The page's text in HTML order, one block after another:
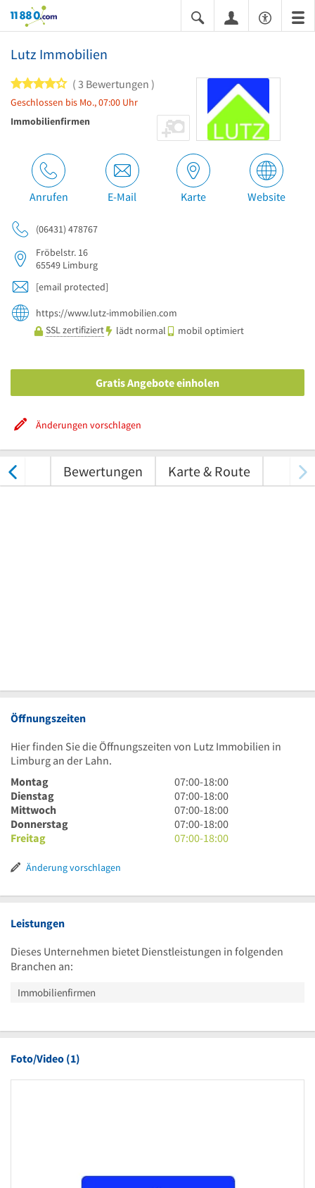
11880.com
Lutz Immobilien
4 von 5 Sternen
3 Bewertungen
Geschlossen bis Mo., 07:00 Uhr
Immobilienfirmen
Anrufen E-Mail Karte Website
(06431) 478767
Fröbelstr. 16
65549 Limburg
[email protected]
https://www.lutz-immobilien.com
SSL zertifiziert
lädt normal mobil optimiert
Gratis Angebote einholen
Änderungen vorschlagen
Bewertungen Karte & Route
Öffnungszeiten
Hier finden Sie die Öffnungszeiten von Lutz Immobilien in
Limburg an der Lahn.
Montag
7
Uhr
bis
18
Uhr
07:00-18:00
Dienstag
7
Uhr
bis
18
07:00-18:00
Mittwoch
7
Uhr
bis
07:00-18:00
Donnerstag
7
Uhr
07:00-18:00
Freitag
7
Uhr
07:00-18:00
Änderung vorschlagen
Leistungen
Dieses Unternehmen bietet Dienstleistungen in folgenden
Branchen an:
Immobilienfirmen
Foto/Video (1)